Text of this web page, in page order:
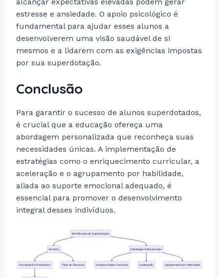
estresse e ansiedade. O apoio psicológico é
fundamental para ajudar esses alunos a
desenvolverem uma visão saudável de si
mesmos e a lidarem com as exigências impostas
por sua superdotação.
Conclusão
Para garantir o sucesso de alunos superdotados,
é crucial que a educação ofereça uma
abordagem personalizada que reconheça suas
necessidades únicas. A implementação de
estratégias como o enriquecimento curricular, a
aceleração e o agrupamento por habilidade,
aliada ao suporte emocional adequado, é
essencial para promover o desenvolvimento
integral desses indivíduos.
Identificação da Superdotação
Desafios Estratégias Educacionais
Formação de Professores Falta de Recursos Enriquecimento Curricular Aceleração Agrupamento por Habilidade